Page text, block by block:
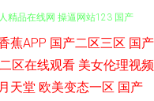
福利网页 欧美无毒在线 超碰在
精品在线网 操逼网站123 国产
蕉APP 国产二区三区 国产
区在线观看 美女伦理视频
天堂 欧美变态一区 国产